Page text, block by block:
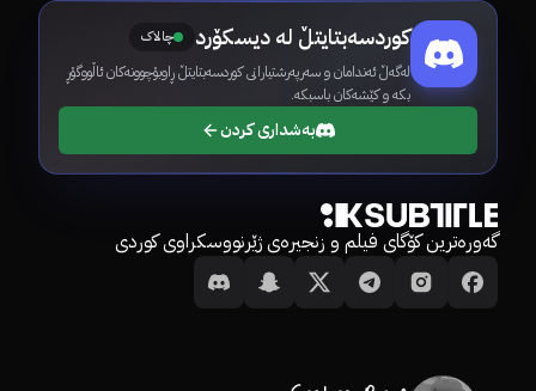
کوردسەبتایتڵ لە دیسکۆرد چالاک
لەگەڵ ئەندامان و سەرپەرشتیارانی کوردسەبتایتڵ ڕاوبۆچوونەکان ئاڵووگۆڕ
بکە و کێشەکان باسبکە.
بەشداری کردن
گەورەترین کۆگای فیلم و زنجیرەی ژێرنووسکراوی کوردی